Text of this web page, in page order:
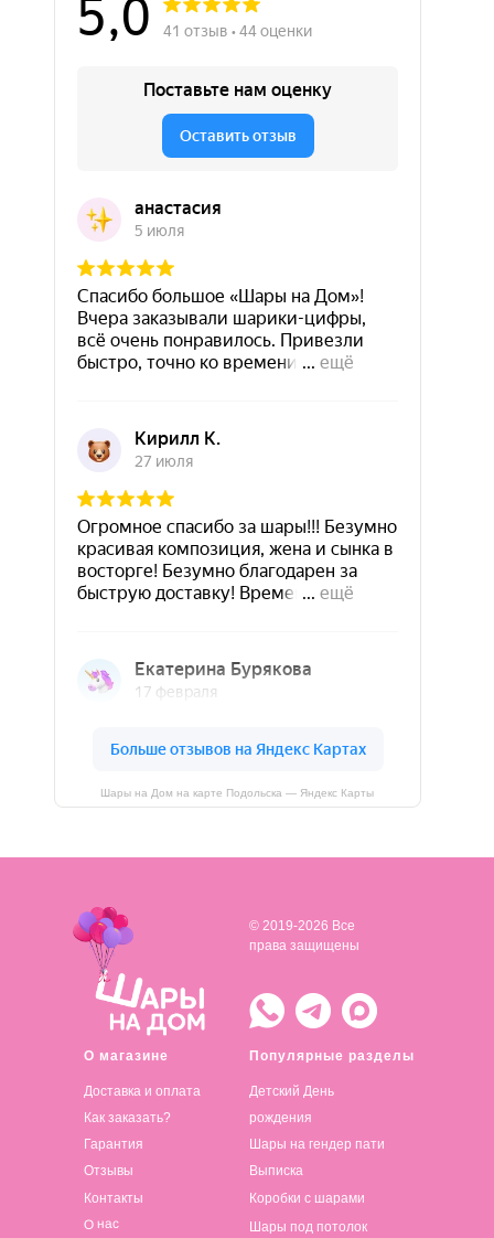
Шары на Дом на карте Подольска — Яндекс Карты
О магазине
Доставка и оплата
Популярные разделы
Детский День
рождения
© 2019-2026 Все
права защищены
Как заказать?
Гарантия
Отзывы
Контакты
О нас
Шары на гендер пати
Выписка
Коробки с шарами
Шары под потолок